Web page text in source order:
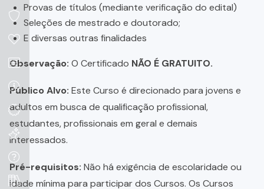
Provas de títulos (mediante verificação do edital)
Seleções de mestrado e doutorado;
E diversas outras finalidades
Observação: O Certificado NÃO É GRATUITO.
Público Alvo: Este Curso é direcionado para jovens e
adultos em busca de qualificação profissional,
estudantes, profissionais em geral e demais
interessados.
Pré-requisitos: Não há exigência de escolaridade ou
idade mínima para participar dos Cursos. Os Cursos